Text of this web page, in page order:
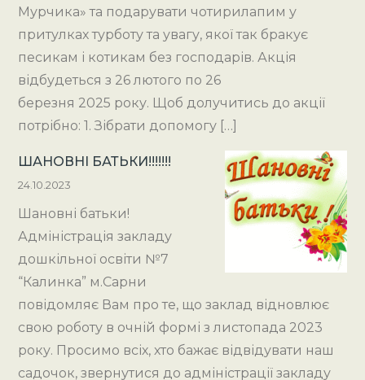
Мурчика» та подарувати чотирилапим у
притулках турботу та увагу, якої так бракує
песикам і котикам без господарів. Акція
відбудеться з 26 лютого по 26
березня 2025 року. Щоб долучитись до акції
потрібно: 1. Зібрати допомогу […]
ШАНОВНІ БАТЬКИ!!!!!!!
24.10.2023
Шановні батьки!
Адміністрація закладу
дошкільної освіти №7
“Калинка” м.Сарни
повідомляє Вам про те, що заклад відновлює
свою роботу в очній формі з листопада 2023
року. Просимо всіх, хто бажає відвідувати наш
садочок, звернутися до адміністрації закладу